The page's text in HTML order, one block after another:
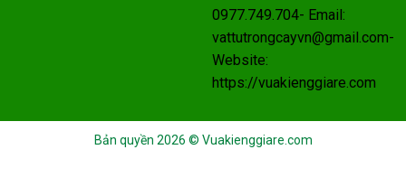
0977.749.704- Email:
vattutrongcayvn@gmail.com-
Website:
https://vuakienggiare.com
Bản quyền 2026 © Vuakienggiare.com